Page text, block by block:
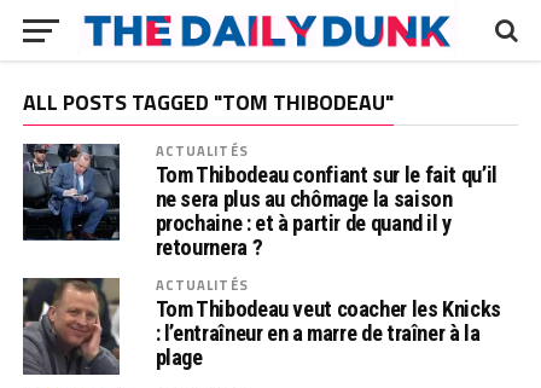
ALL POSTS TAGGED "TOM THIBODEAU"
ACTUALITÉS
Tom Thibodeau confiant sur le fait qu’il
ne sera plus au chômage la saison
prochaine : et à partir de quand il y
retournera ?
ACTUALITÉS
Tom Thibodeau veut coacher les Knicks
: l’entraîneur en a marre de traîner à la
plage